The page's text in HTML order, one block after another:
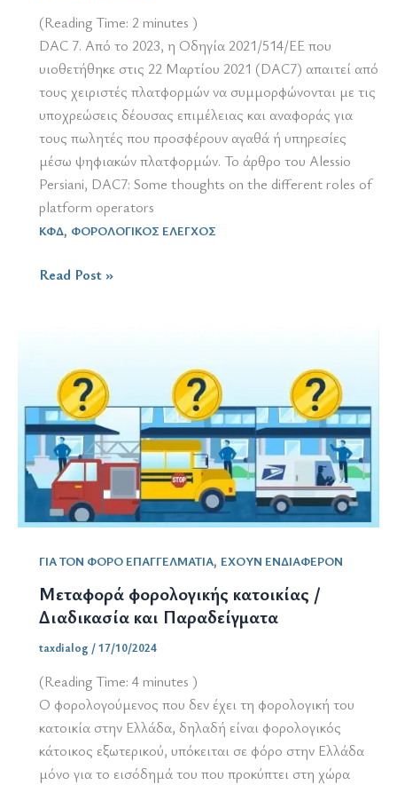
(Reading Time: 2 minutes )
DAC 7. Από το 2023, η Οδηγία 2021/514/ΕΕ που
υιοθετήθηκε στις 22 Μαρτίου 2021 (DAC7) απαιτεί από
τους χειριστές πλατφορμών να συμμορφώνονται με τις
υποχρεώσεις δέουσας επιμέλειας και αναφοράς για
τους πωλητές που προσφέρουν αγαθά ή υπηρεσίες
μέσω ψηφιακών πλατφορμών. Το άρθρο του Alessio
Persiani, DAC7: Some thoughts on the different roles of
platform operators
ΚΦΔ, ΦΟΡΟΛΟΓΙΚΟΣ ΕΛΕΓΧΟΣ
Ανταλλαγή
Read Post »
ΓΙΑ ΤΟΝ ΦΟΡΟ ΕΠΑΓΓΕΛΜΑΤΙΑ, ΕΧΟΥΝ ΕΝΔΙΑΦΕΡΟΝ
Μεταφορά φορολογικής κατοικίας /
Διαδικασία και Παραδείγματα
taxdialog /17/10/2024
(Reading Time: 4 minutes )
Ο φορολογούμενος που δεν έχει τη φορολογική του
κατοικία στην Ελλάδα, δηλαδή είναι φορολογικός
κάτοικος εξωτερικού, υπόκειται σε φόρο στην Ελλάδα
μόνο για το εισόδημά του που προκύπτει στη χώρα